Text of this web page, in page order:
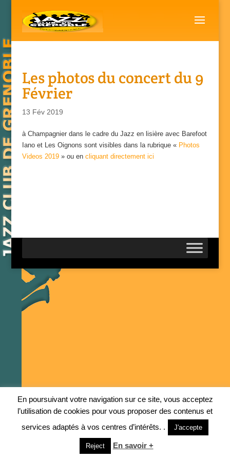
Les photos du concert du 9
Février
13 Fév 2019
à Champagnier dans le cadre du Jazz en lisière avec Barefoot
Iano et Les Oignons sont visibles dans la rubrique « Photos
Videos 2019» ou en cliquant directement ici
En poursuivant votre navigation sur ce site, vous acceptez
l’utilisation de cookies pour vous proposer des contenus et
services adaptés à vos centres d’intérêts. .
J'accepte
Reject En savoir +